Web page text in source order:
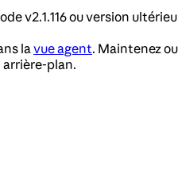
v2.1.116 ou version
la vue agent. Maintenez
arrière-plan.